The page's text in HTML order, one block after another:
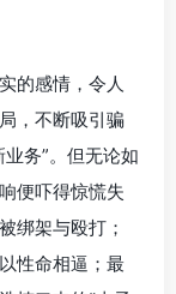
的感情，令人
，不断吸引骗
务”。但无论如
便吓得惊慌失
绑架与殴打；
性命相逼；最